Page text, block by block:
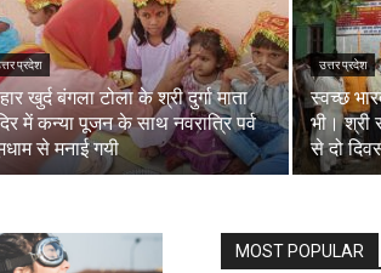
प्रदेश
खुर्द बंगला टोला के श्री दुर्गा माता
में कन्या पूजन के साथ नवरात्रि पर्व
से मनाई गयी
उत्तर प्रदेश
स्वच्छ
भी। श्री
से दो
MOST POPULAR